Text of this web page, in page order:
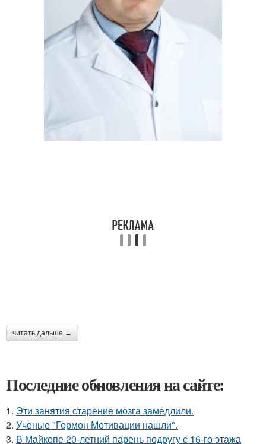
читать дальше →
Последние обновления на сайте:
1. Эти занятия старение мозга замедлили.
2. Ученые "Гормон Мотивации нашли".
3. B Мaйкопе 20-летний парень подругу с 16-го этажа